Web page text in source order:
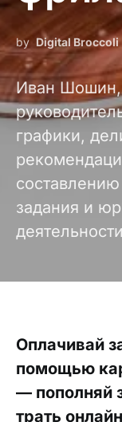
by Digital Broccoli
Иван Шошин,
графики,
задания и
Оплачивай
помощью
— пополняй
трать